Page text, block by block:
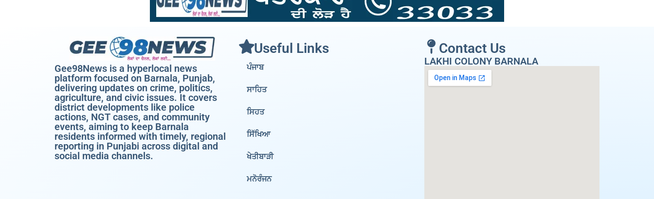
Gee98News is a hyperlocal news
platform focused on Barnala, Punjab,
delivering updates on crime, politics,
agriculture, and civic issues. It covers
district developments like police
actions, NGT cases, and community
events, aiming to keep Barnala
residents informed with timely, regional
reporting in Punjabi across digital and
social media channels.
Useful Links
ਪੰਜਾਬ
ਸਾਹਿਤ
ਸਿਹਤ
ਸਿੱਖਿਆ
ਖੇਤੀਬਾੜੀ
ਮਨੋਰੰਜਨ
Contact Us
LAKHI COLONY BARNALA